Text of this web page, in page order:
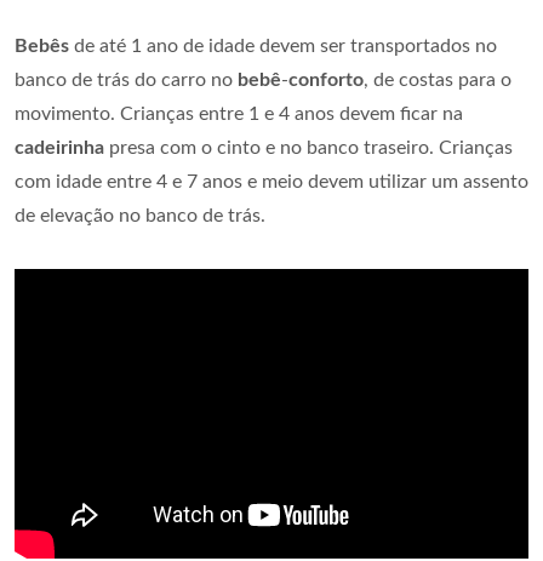
Bebês de até 1 ano de idade devem ser transportados no
banco de trás do carro no bebê-conforto, de costas para o
movimento. Crianças entre 1 e 4 anos devem ficar na
cadeirinha presa com o cinto e no banco traseiro. Crianças
com idade entre 4 e 7 anos e meio devem utilizar um assento
de elevação no banco de trás.